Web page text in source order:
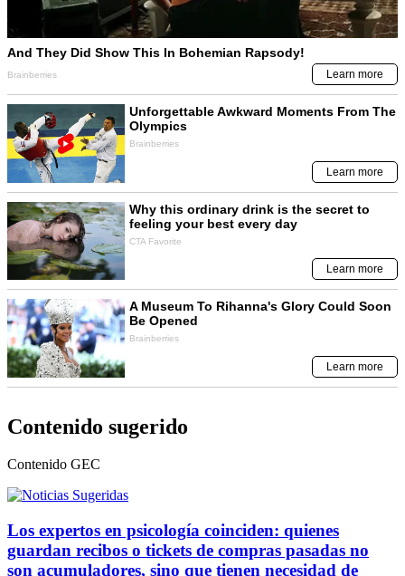
Contenido sugerido
Contenido GEC
Los expertos en psicología coinciden: quienes
guardan recibos o tickets de compras pasadas no
son acumuladores, sino que tienen necesidad de